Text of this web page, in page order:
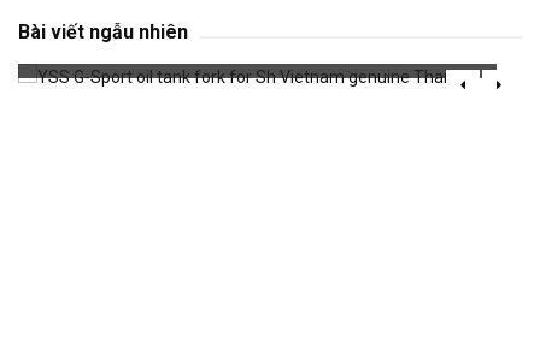
Bài viết ngẫu nhiên
genuine Thailand